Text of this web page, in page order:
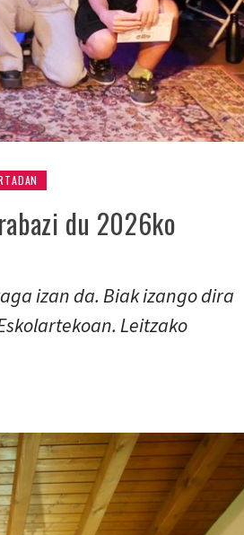
du 2026ko
izan da. Biak izango dira
Leitzako